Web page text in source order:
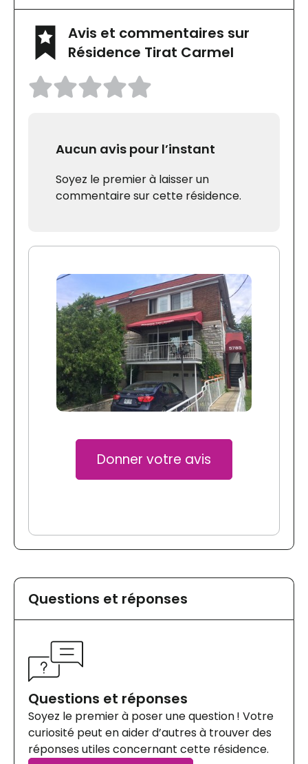
Avis et commentaires sur
Résidence Tirat Carmel
Aucun avis pour l’instant
Soyez le premier à laisser un
commentaire sur cette résidence.
Donner votre avis
Questions et réponses
Questions et réponses
Soyez le premier à poser une question ! Votre
curiosité peut en aider d’autres à trouver des
réponses utiles concernant cette résidence.